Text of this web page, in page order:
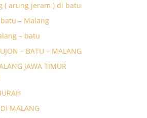
( arung jeram ) di batu
– Malang
– batu
– BATU – MALANG
JAWA TIMUR
MALANG